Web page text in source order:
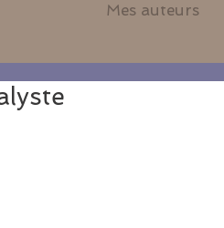
Mes auteurs